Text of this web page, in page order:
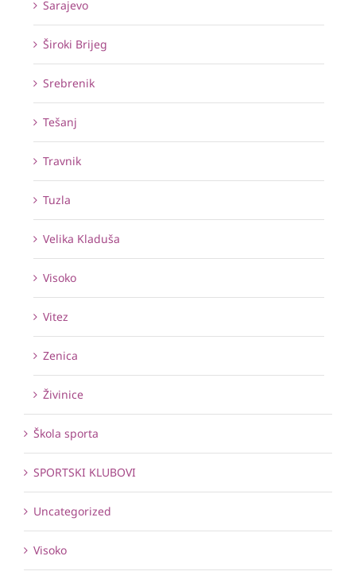
Sarajevo
Široki Brijeg
Srebrenik
Tešanj
Travnik
Tuzla
Velika Kladuša
Visoko
Vitez
Zenica
Živinice
Škola sporta
SPORTSKI KLUBOVI
Uncategorized
Visoko